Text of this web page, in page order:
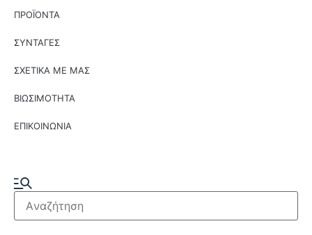
ΠΡΟΪΟΝΤΑ
ΣΥΝΤΑΓΕΣ
ΣΧΕΤΙΚΑ ΜΕ ΜΑΣ
ΒΙΩΣΙΜΟΤΗΤΑ
ΕΠΙΚΟΙΝΩΝΙΑ